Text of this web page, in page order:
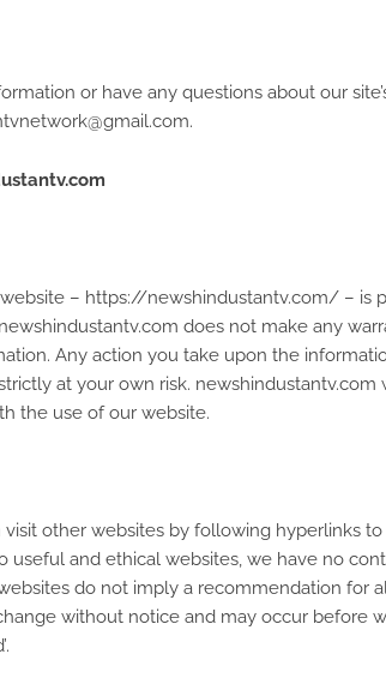
or have any questions about our
– https://newshindustantv.com/ – is
does not make any
Any action you take upon the
at your own risk.
the use of our website.
visit other websites by following hyperlinks
useful and ethical websites, we have no
do not imply a recommendation for
without notice and may occur before